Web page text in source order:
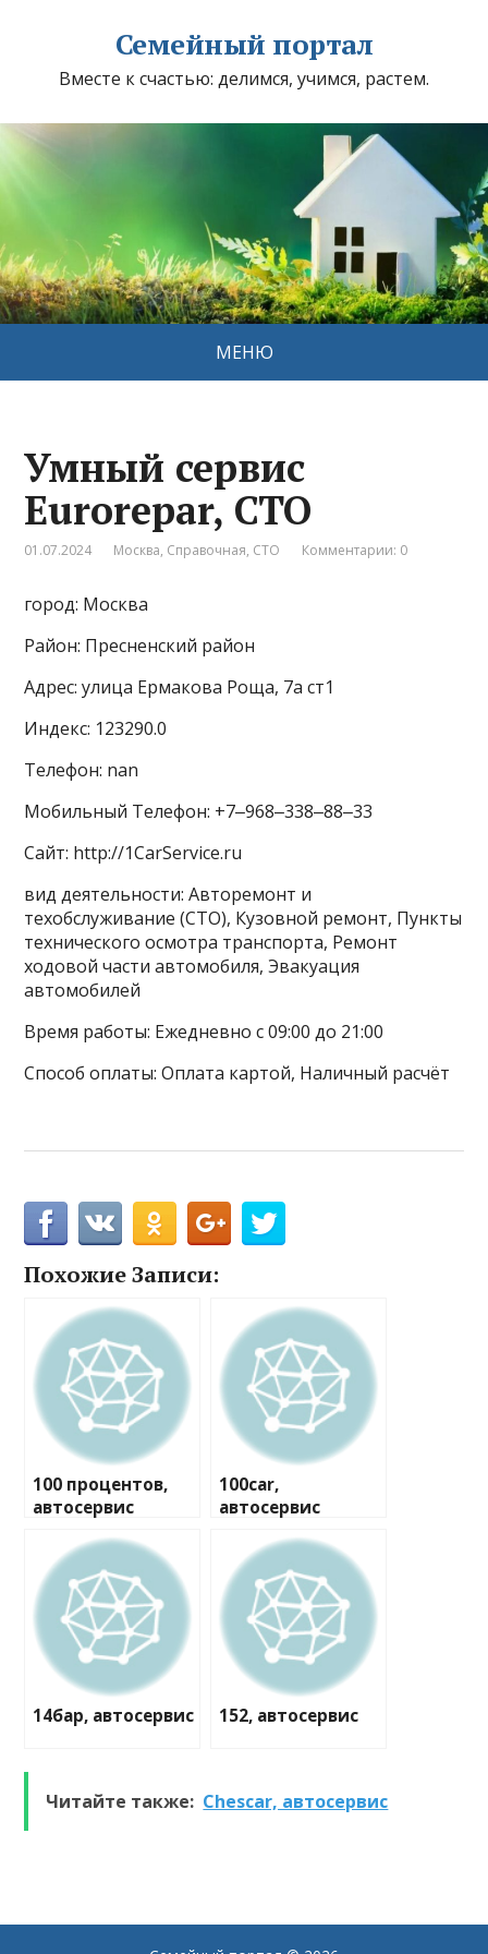
Семейный портал
Вместе к счастью: делимся, учимся, растем.
МЕНЮ
Умный сервис
Eurorepar, СТО
01.07.2024 Москва, Справочная, СТО Комментарии: 0
город: Москва
Район: Пресненский район
Адрес: улица Ермакова Роща, 7а ст1
Индекс: 123290.0
Телефон: nan
Мобильный Телефон: +7‒968‒338‒88‒33
Сайт: http://1CarService.ru
вид деятельности: Авторемонт и
техобслуживание (СТО), Кузовной ремонт, Пункты
технического осмотра транспорта, Ремонт
ходовой части автомобиля, Эвакуация
автомобилей
Время работы: Ежедневно с 09:00 до 21:00
Способ оплаты: Оплата картой, Наличный расчёт
Похожие Записи:
100 процентов,
автосервис
100car,
автосервис
14бар, автосервис 152, автосервис
Читайте также: Chescar, автосервис